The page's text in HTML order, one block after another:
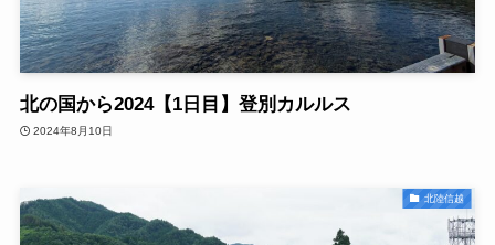
北の国から2024【1日目】登別カルルス
2024年8月10日
北陸信越